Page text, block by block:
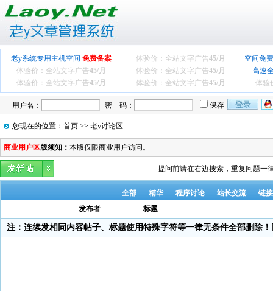
老y系统专用主机空间 免费备案 体验价：全站文字广告45/月
空间免
体验价：全站文字广告45/月 体验价：全站文字广告45/月
高速
体验价：全站文字广告45/月 体验价：全站文字广告45/月 体验
用户名： 密 码： 保存
您现在的位置：首页 >> 老y讨论区
商业用户区版须知： 本版仅限商业用户访问。
提问前请在右边搜索，重复问题一
全部 精华 程序讨论 站长交流
链
发布者
标题
注：连续发相同内容帖子、标题使用特殊字符等一律无条件全部删除